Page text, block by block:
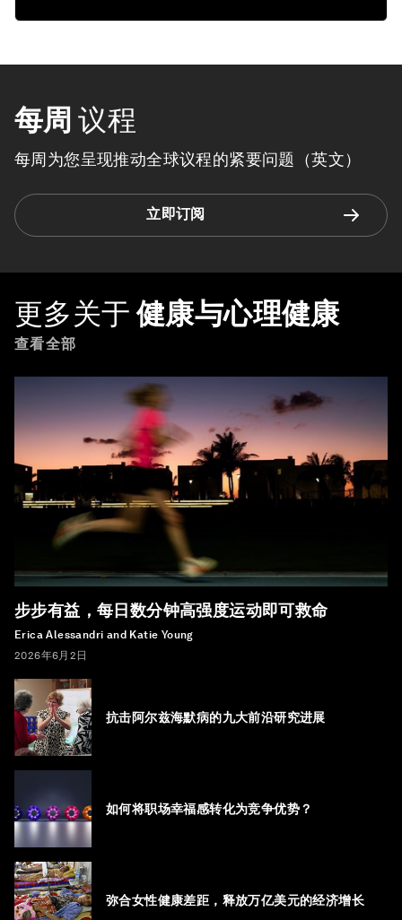
每周 议程
每周为您呈现推动全球议程的紧要问题（英文）
立即订阅
更多关于 健康与心理健康
查看全部
步步有益，每日数分钟高强度运动即可救命
Erica Alessandri and Katie Young
2026年6月2日
抗击阿尔兹海默病的九大前沿研究进展
如何将职场幸福感转化为竞争优势？
弥合女性健康差距，释放万亿美元的经济增长